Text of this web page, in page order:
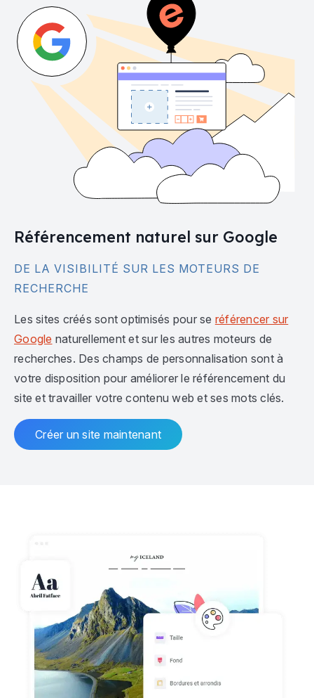
Référencement naturel sur Google
DE LA VISIBILITÉ SUR LES MOTEURS DE
RECHERCHE
Les sites créés sont optimisés pour se référencer sur
Google naturellement et sur les autres moteurs de
recherches. Des champs de personnalisation sont à
votre disposition pour améliorer le référencement du
site et travailler votre contenu web et ses mots clés.
Créer un site maintenant